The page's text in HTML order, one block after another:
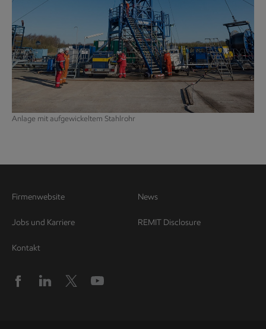
Anlage mit aufgewickeltem Stahlrohr
Firmenwebsite
Jobs und Karriere
Kontakt
News
REMIT Disclosure